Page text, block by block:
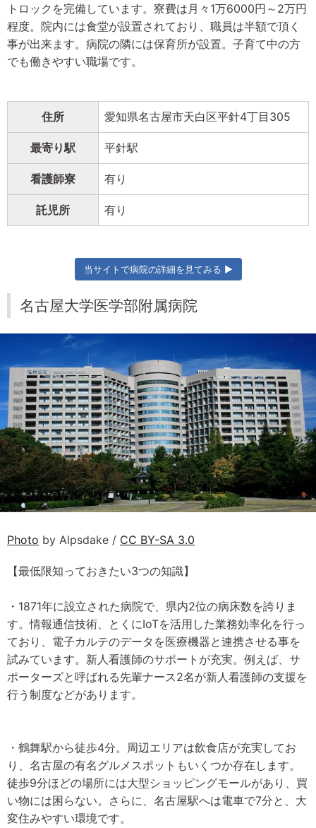
トロックを完備しています。寮費は月々1万6000円～2万円
程度。院内には食堂が設置されており、職員は半額で頂く
事が出来ます。病院の隣には保育所が設置。子育て中の方
でも働きやすい職場です。
住所 愛知県名古屋市天白区平針4丁目305
最寄り駅 平針駅
看護師寮 有り
託児所 有り
当サイトで病院の詳細を見てみる ▶
名古屋大学医学部附属病院
Photo by Alpsdake / CC BY-SA 3.0
【最低限知っておきたい3つの知識】
・1871年に設立された病院で、県内2位の病床数を誇りま
す。情報通信技術、とくにIoTを活用した業務効率化を行っ
ており、電子カルテのデータを医療機器と連携させる事を
試みています。新人看護師のサポートが充実。例えば、サ
ポーターズと呼ばれる先輩ナース2名が新人看護師の支援を
行う制度などがあります。
・鶴舞駅から徒歩4分。周辺エリアは飲食店が充実してお
り、名古屋の有名グルメスポットもいくつか存在します。
徒歩9分ほどの場所には大型ショッピングモールがあり、買
い物には困らない。さらに、名古屋駅へは電車で7分と、大
変住みやすい環境です。